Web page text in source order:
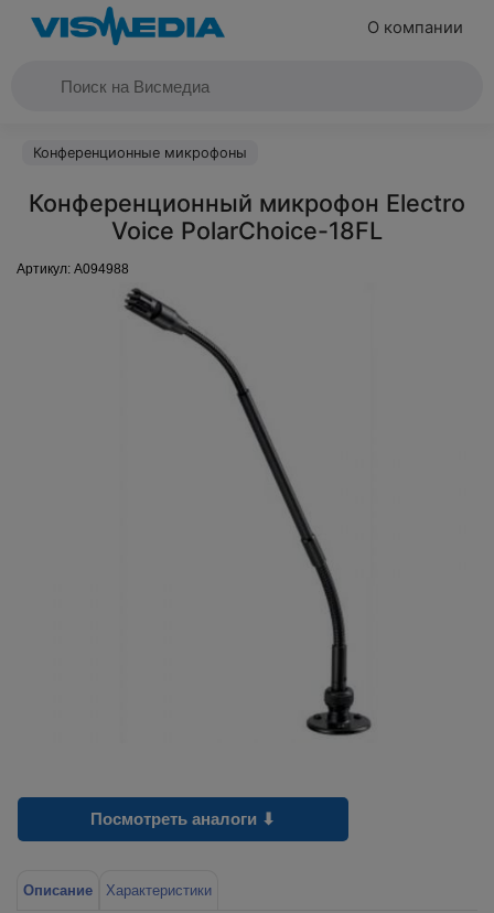
О компании
Конференционные микрофоны
Конференционный микрофон Electro
Voice PolarChoice-18FL
Артикул: A094988
Посмотреть аналоги ⬇
Описание Характеристики